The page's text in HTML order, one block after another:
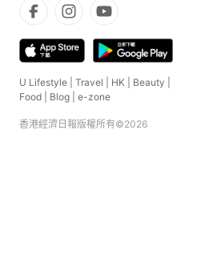
U Lifestyle Travel HK Beauty
Food
Blog e-zone
香港經濟日報版權所有©2026